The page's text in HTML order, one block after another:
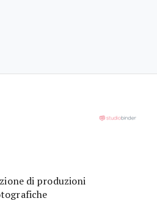
di produzioni